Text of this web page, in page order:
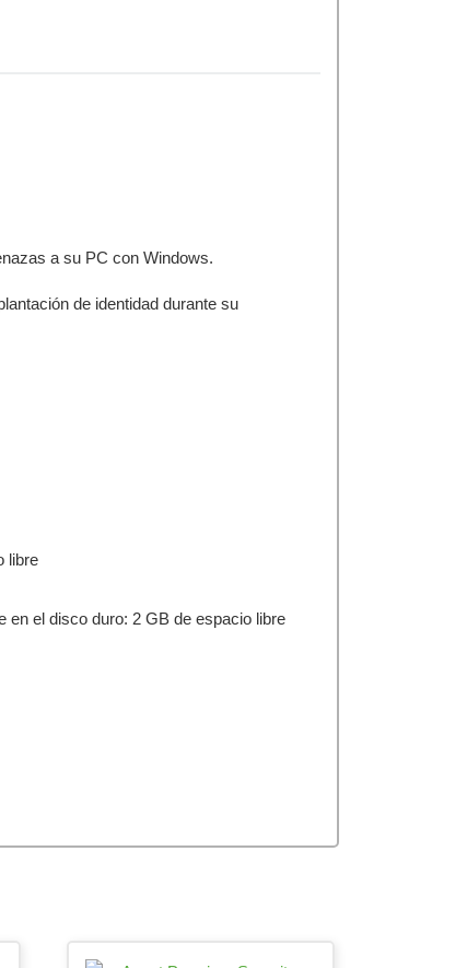
a su PC con Windows.
de identidad durante su
libre
el disco duro: 2 GB de espacio libre